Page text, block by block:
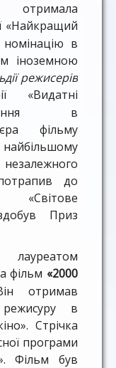
«Найкращий
в
іноземною
режисерів
«Видатні
в
фільму
до
«Світове
Приз
фільм «2000
отримав
в
Стрічка
програми
Фільм був